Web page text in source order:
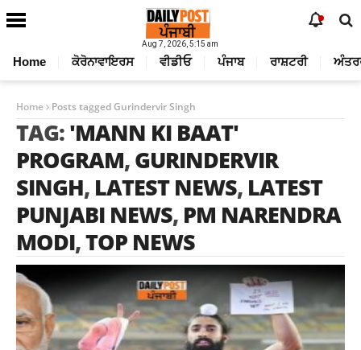
Aug 7, 2026, 5:15 am
Home ਕੋਰੋਨਾਵਾਇਰਸ ਵੀਡੀਓ ਪੰਜਾਬ ਰਾਸ਼ਟਰੀ
Home Posts tagged Gurindervir Singh
TAG:'MANN KI BAAT'
PROGRAM,GURINDERVIR
SINGH, LATEST NEWS, LATEST
PUNJABI NEWS, PM NARENDRA
MODI,TOP NEWS